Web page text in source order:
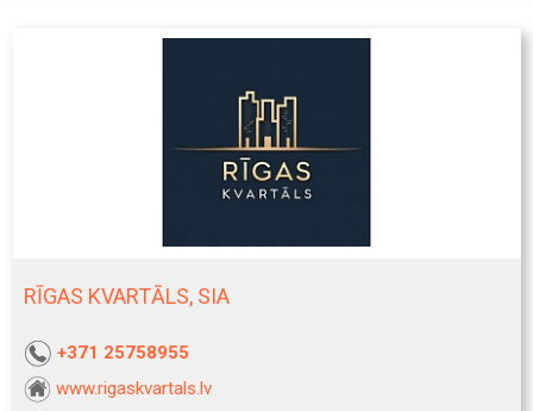
RĪGAS KVARTĀLS, SIA
+371 25758955
www.rigaskvartals.lv